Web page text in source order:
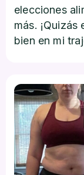
elecciones
más.
bien en mi